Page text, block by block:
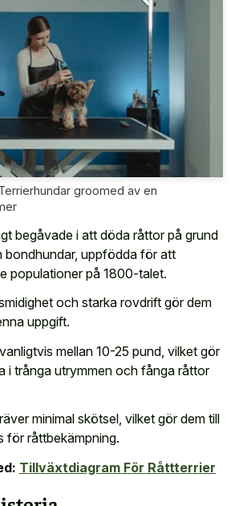
groomed av en
begåvade i att döda råttor på grund
bondhundar, uppfödda för att
populationer på 1800-talet.
och starka rovdrift gör dem
uppgift.
mellan 10-25 pund, vilket gör
i trånga utrymmen och fånga råttor
minimal skötsel, vilket gör dem till
för råttbekämpning.
Tillväxtdiagram För Råttterrier